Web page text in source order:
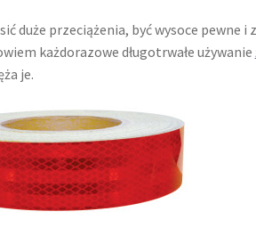
duże przeciążenia, być wysoce pewne i
każdorazowe długotrwałe używanie
je.